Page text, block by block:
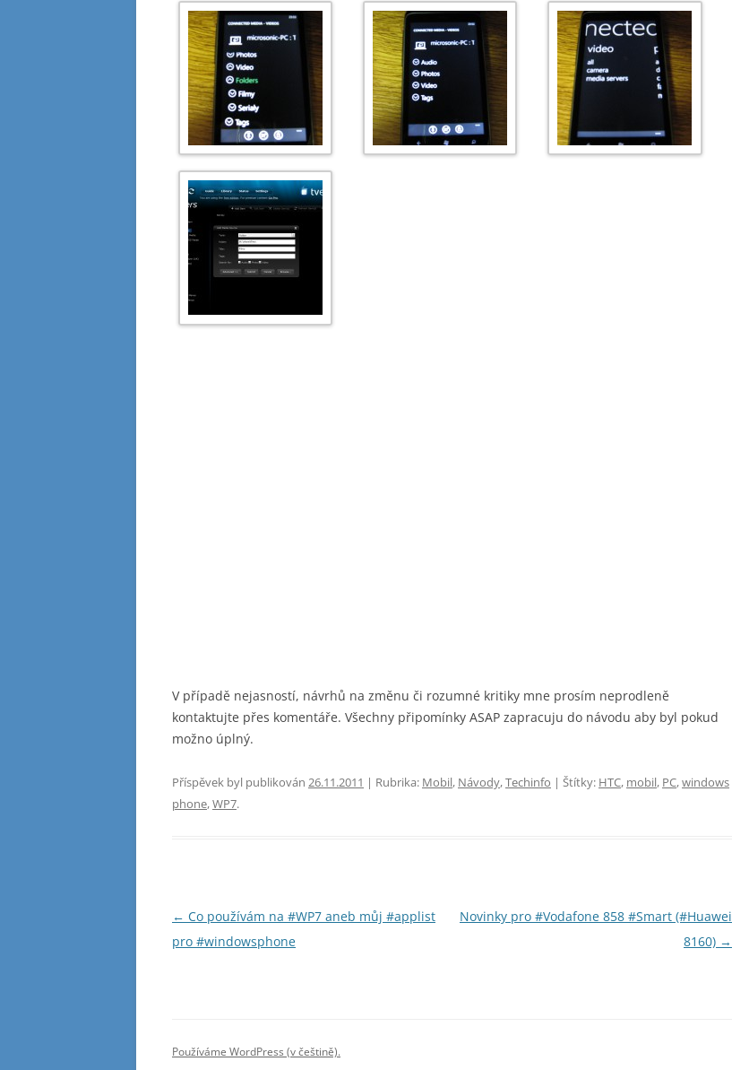
V případě nejasností, návrhů na změnu či rozumné kritiky mne prosím neprodleně
kontaktujte přes komentáře. Všechny připomínky ASAP zapracuju do návodu aby byl pokud
možno úplný.
Příspěvek byl publikován 26.11.2011 | Rubrika: Mobil, Návody,Techinfo | Štítky: HTC, mobil, PC,windows
phone,WP7.
Navigace
pro
← Co používám na #WP7 aneb můj #applist
pro #windowsphone
Novinky pro #Vodafone 858 #Smart (#Huawei
8160) →
Používáme WordPress (v češtině).